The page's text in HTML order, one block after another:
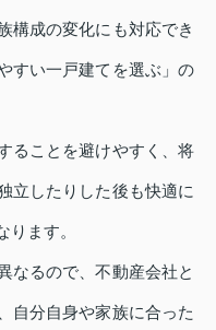
構成の変化にも対応でき
すい一戸建てを選ぶ」の
ることを避けやすく、将
立したりした後も快適に
ます。
なるので、不動産会社と
自分自身や家族に合った